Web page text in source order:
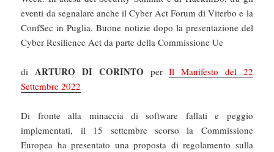
eventi da segnalare anche il Cyber Act Forum di Viterbo e la
ConfSec in Puglia. Buone notizie dopo la presentazione del
Cyber Resilience Act da parte della Commissione Ue
diARTURO DI CORINTO perIl Manifesto del 22
Settembre 2022
Di fronte alla minaccia di software fallati e peggio
implementati, il 15 settembre scorso la Commissione
Europea ha presentato una proposta di regolamento sulla